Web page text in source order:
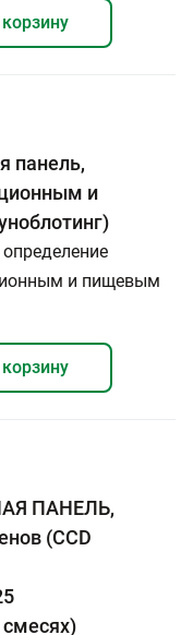
панель,
и
и пищевым
ПАНЕЛЬ,
(CCD
смесях)